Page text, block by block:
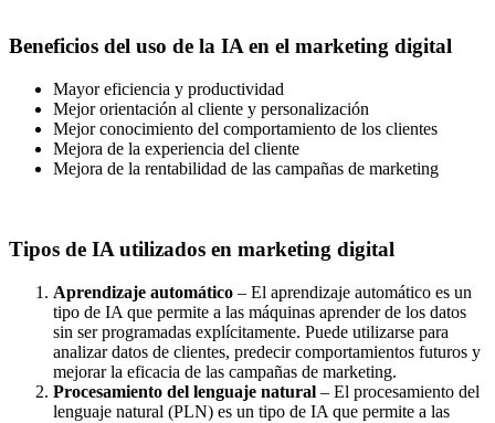
Beneficios del uso de la IA en el marketing digital
Mayor eficiencia y productividad
Mejor orientación al cliente y personalización
Mejor conocimiento del comportamiento de los clientes
Mejora de la experiencia del cliente
Mejora de la rentabilidad de las campañas de marketing
Tipos de IA utilizados en marketing digital
Aprendizaje automático – El aprendizaje automático es un
tipo de IA que permite a las máquinas aprender de los datos
sin ser programadas explícitamente. Puede utilizarse para
analizar datos de clientes, predecir comportamientos futuros y
mejorar la eficacia de las campañas de marketing.
Procesamiento del lenguaje natural – El procesamiento del
lenguaje natural (PLN) es un tipo de IA que permite a las